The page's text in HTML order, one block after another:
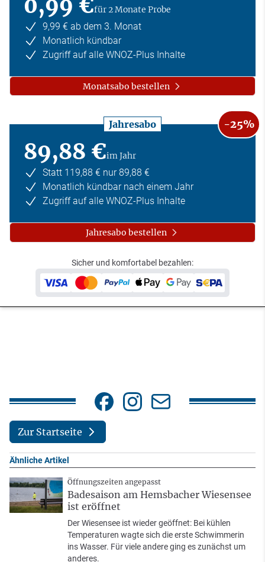
0,99 €für 2 Monate Probe
9,99 € ab dem 3. Monat
Monatlich kündbar
Zugriff auf alle WNOZ-Plus Inhalte
Monatsabo bestellen
Jahresabo -25%
89,88 €im Jahr
Statt 119,88 € nur 89,88 €
Monatlich kündbar nach einem Jahr
Zugriff auf alle WNOZ-Plus Inhalte
Jahresabo bestellen
Sicher und komfortabel bezahlen:
Zur Startseite
Ähnliche Artikel
Öffnungszeiten angepasst
Badesaison am Hemsbacher Wiesensee
ist eröffnet
Der Wiesensee ist wieder geöffnet: Bei kühlen
Temperaturen wagte sich die erste Schwimmerin
ins Wasser. Für viele andere ging es zunächst um
anderes.